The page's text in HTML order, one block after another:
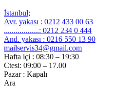
İstanbul;
Avr. yakası : 0212 433 00 63
..................: 0212 234 0 444
And. yakası : 0216 550 13 90
mailservis34@gmail.com
Hafta içi : 08:30 – 19:30
Ctesi: 09:00 – 17.00
Pazar : Kapalı
Ara